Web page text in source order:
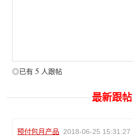
◎已有 5 人跟帖
最新跟帖
预付包月产品 2018-06-25 15:31:27